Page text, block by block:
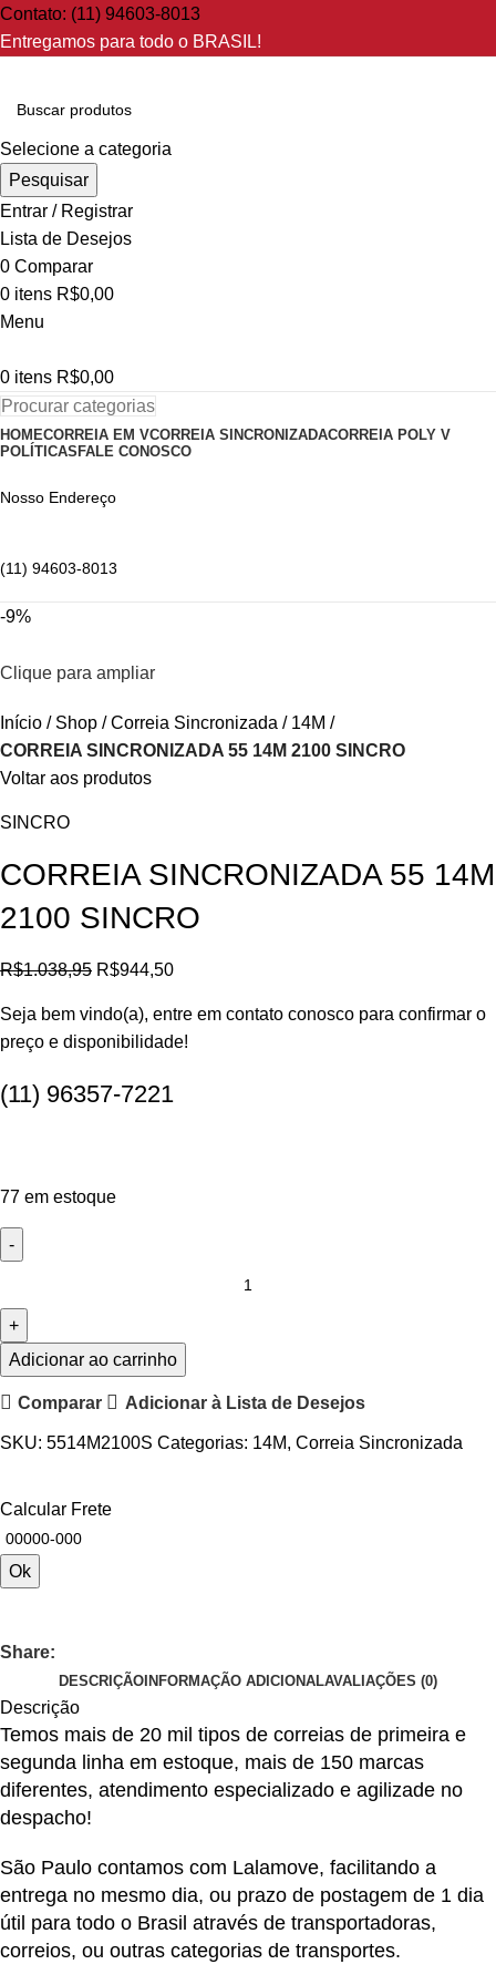
Contato: (11) 94603-8013
Entregamos para todo o BRASIL!
Selecione a categoria
Pesquisar
Entrar / Registrar
Lista de Desejos
0 Comparar
0 itens R$0,00
Menu
0 itens R$0,00
Procurar categorias
HOMECORREIA EM VCORREIA SINCRONIZADACORREIA POLY V
POLÍTICAS FALE CONOSCO
Nosso Endereço
(11) 94603-8013
-9%
Clique para ampliar
Início Shop Correia Sincronizada
14M
CORREIA SINCRONIZADA 55 14M 2100 SINCRO
Voltar aos produtos
SINCRO
CORREIA SINCRONIZADA 55 14M
2100 SINCRO
R$1.038,95 R$944,50
Seja bem vindo(a), entre em contato conosco para confirmar o
preço e disponibilidade!
(11) 96357-7221
77 em estoque
Adicionar ao carrinho
Comparar Adicionar à Lista de Desejos
SKU: 5514M2100S Categorias: 14M, Correia Sincronizada
Calcular Frete
Ok
Share:
DESCRIÇÃO INFORMAÇÃO ADICIONALAVALIAÇÕES (0)
Descrição
Temos mais de 20 mil tipos de correias de primeira e
segunda linha em estoque, mais de 150 marcas
diferentes, atendimento especializado e agilizade no
despacho!
São Paulo contamos com Lalamove, facilitando a
entrega no mesmo dia, ou prazo de postagem de 1 dia
útil para todo o Brasil através de transportadoras,
correios, ou outras categorias de transportes.